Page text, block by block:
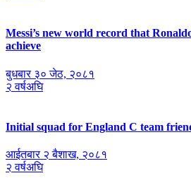
Messi’s new world record that
achieve
बुधबार ३० जेठ, २०८१
२ वर्षअघि
Initial squad for England C team
आईतबार २ ब‌ैशाख, २०८१
२ वर्षअघि